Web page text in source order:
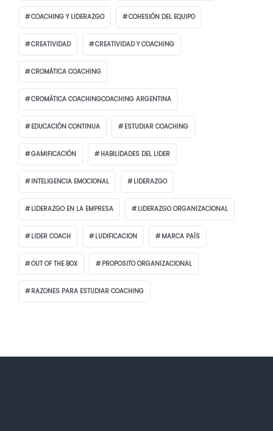
COACHING Y LIDERAZGO COHESIÓN DEL EQUIPO
CREATIVIDAD CREATIVIDAD Y COACHING
CROMÁTICA COACHING
CROMÁTICA COACHINGCOACHING ARGENTINA
EDUCACIÓN CONTINUA ESTUDIAR COACHING
GAMIFICACIÓN HABILIDADES DEL LIDER
INTELIGENCIA EMOCIONAL LIDERAZGO
LIDERAZGO EN LA EMPRESA LIDERAZGO ORGANIZACIONAL
LIDER COACH LUDIFICACION MARCA PAÍS
OUT OF THE BOX PROPOSITO ORGANIZACIONAL
RAZONES PARA ESTUDIAR COACHING